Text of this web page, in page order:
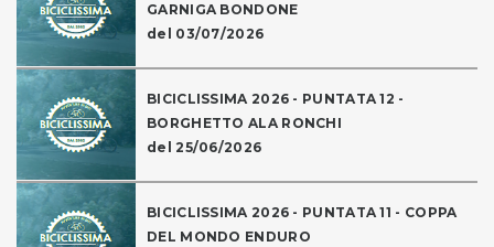
GARNIGA BONDONE
del 03/07/2026
BICICLISSIMA 2026 - PUNTATA 12 -
BORGHETTO ALA RONCHI
del 25/06/2026
BICICLISSIMA 2026 - PUNTATA 11 - COPPA
DEL MONDO ENDURO